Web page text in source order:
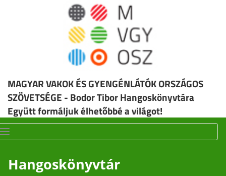
MAGYAR VAKOK ÉS GYENGÉNLÁTÓK ORSZÁGOS
SZÖVETSÉGE - Bodor Tibor Hangoskönyvtára
Együtt formáljuk élhetőbbé a világot!
Hangoskönyvtár